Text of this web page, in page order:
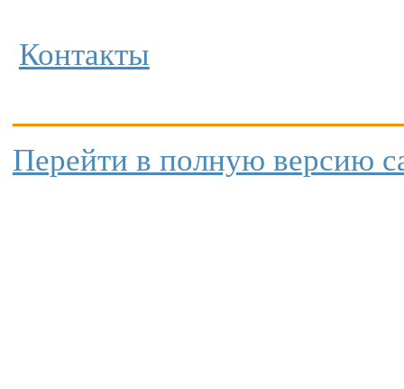
Контакты
Перейти в полную версию